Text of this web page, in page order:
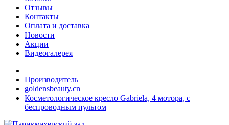
Отзывы
Контакты
Оплата и доставка
Новости
Акции
Видеогалерея
Производитель
goldensbeauty.cn
Косметологическое кресло Gabriela, 4 мотора, с
беспроводным пультом